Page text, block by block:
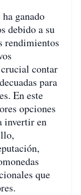
ganado
debido a su
rendimientos
contar
para
En este
opciones
invertir en
que